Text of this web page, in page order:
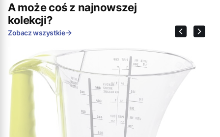
A może coś z najnowszej
kolekcji?
Zobacz wszystkie